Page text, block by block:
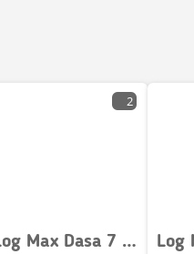
2
Log Max Dasa 7 blå box